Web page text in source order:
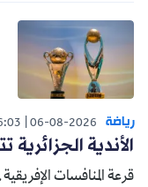
رياضة 06-08-2026
الأندية
قرعة المنافسات الإفريقية لموسم